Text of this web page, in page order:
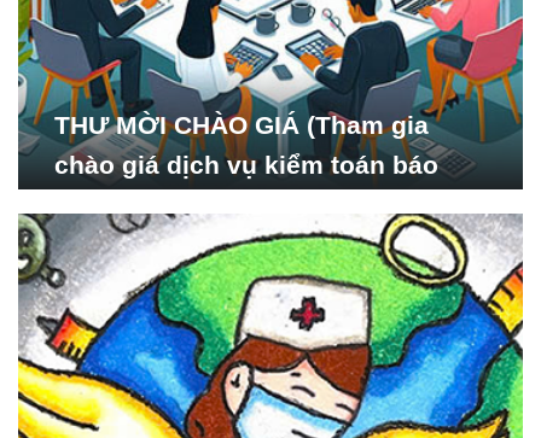
THƯ MỜI CHÀO GIÁ (Tham gia
chào giá dịch vụ kiểm toán báo
Nghiên cứu Phát triển Xã
hội_ISDS)